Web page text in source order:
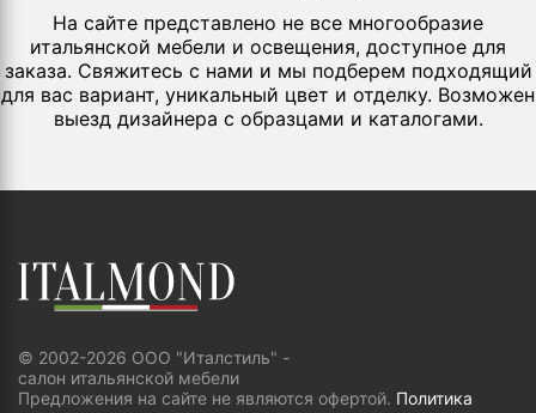
На сайте представлено не все многообразие
итальянской мебели и освещения, доступное для
заказа. Свяжитесь с нами и мы подберем подходящий
для вас вариант, уникальный цвет и отделку. Возможен
выезд дизайнера с образцами и каталогами.
© 2002-2026 ООО "Италстиль" -
салон итальянской мебели
Предложения на сайте не являются офертой. Политика